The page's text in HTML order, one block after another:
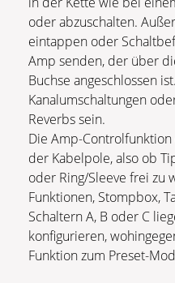
oder abzuschalten.
eintappen oder
Amp senden, der über
Buchse angeschlossen
Kanalumschaltungen
Reverbs sein.
Die Amp-
der Kabelpole, also ob
oder Ring/Sleeve frei zu
Funktionen, Stompbox,
Schaltern A, B oder C
konfigurieren,
Funktion zum Preset-